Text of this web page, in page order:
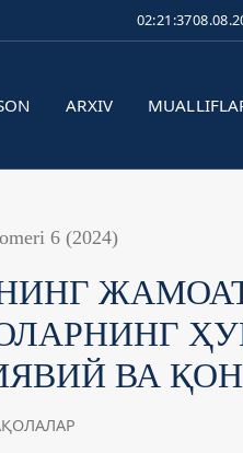
02:21:37
ARXIV
6 (2024)
ВА